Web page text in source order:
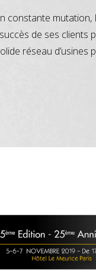
constante
de ses clients
réseau